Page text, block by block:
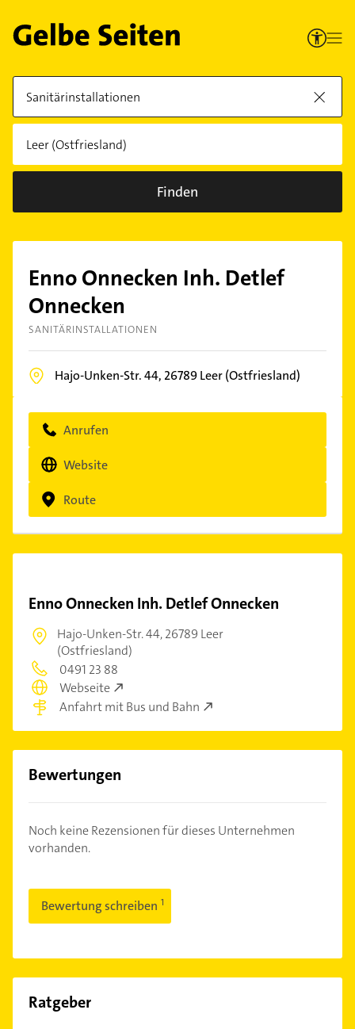
Finden
Enno Onnecken Inh. Detlef
Onnecken
SANITÄRINSTALLATIONEN
Hajo-Unken-Str. 44, 26789Leer (Ostfriesland)
Anrufen
Website
Route
Enno Onnecken Inh. Detlef Onnecken
Hajo-Unken-Str. 44,26789 Leer
(Ostfriesland)
0491 23 88
Webseite
Anfahrt mit Bus und Bahn
Bewertungen
Noch keine Rezensionen für dieses Unternehmen
vorhanden.
Bewertung schreiben
Ratgeber